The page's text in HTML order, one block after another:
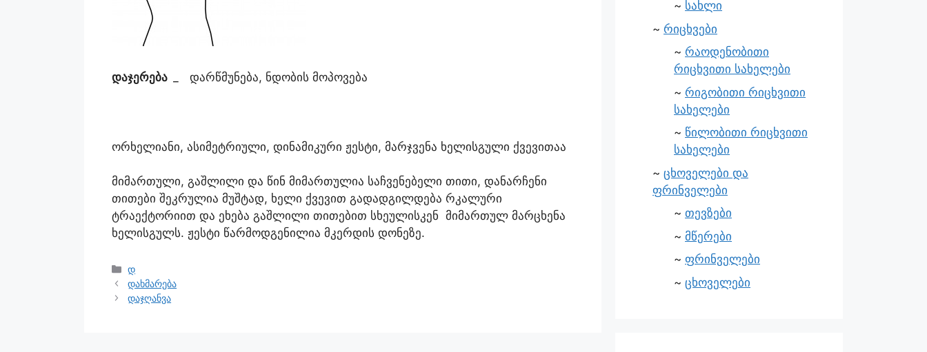
დაჯერება დარწმუნება, ნდობის მოპოვება
ორხელიანი, ასიმეტრიული, დინამიკური ჟესტი, მარჯვენა ხელისგული ქვევითაა
მიმართული, გაშლილი და წინ მიმართულია საჩვენებელი თითი, დანარჩენი
თითები შეკრულია მუშტად, ხელი ქვევით გადადგილდება რკალური
ტრაექტორიით და ეხება გაშლილი თითებით სხეულისკენ მიმართულ მარცხენა
ხელისგულს. ჟესტი წარმოდგენილია მკერდის დონეზე.
დ
დახმარება
დაჯღანვა
სახლი
რიცხვები
რაოდენობითი
რიცხვითი სახელები
რიგობითი რიცხვითი
სახელები
წილობითი რიცხვითი
სახელები
ცხოველები და
ფრინველები
თევზები
მწერები
ფრინველები
ცხოველები